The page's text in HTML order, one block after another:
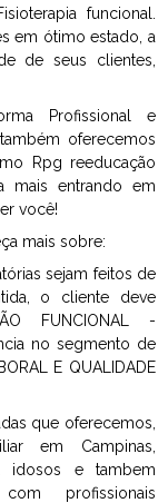
funcional.
em ótimo estado, a
de seus clientes,
Profissional e
oferecemos
Rpg reeducação
mais entrando em
você!
mais sobre:
sejam feitos de
o cliente deve
FUNCIONAL -
no segmento de
E QUALIDADE
que oferecemos,
em Campinas,
idosos e tambem
profissionais